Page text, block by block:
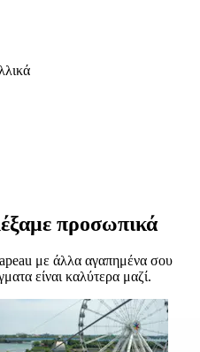
προσωπικά
με άλλα αγαπημένα σου
είναι καλύτερα μαζί.